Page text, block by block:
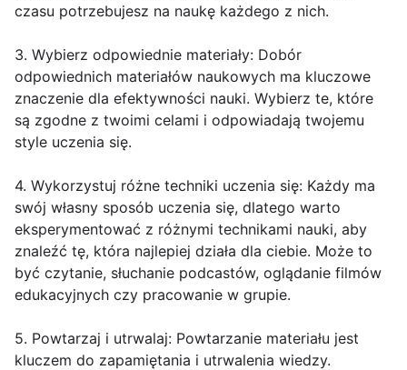
czasu potrzebujesz na naukę każdego z nich.
3. Wybierz odpowiednie materiały: Dobór
odpowiednich materiałów naukowych ma kluczowe
znaczenie dla efektywności nauki. Wybierz te, które
są zgodne z twoimi celami i odpowiadają twojemu
style uczenia się.
4. Wykorzystuj różne techniki uczenia się: Każdy ma
swój własny sposób uczenia się, dlatego warto
eksperymentować z różnymi technikami nauki, aby
znaleźć tę, która najlepiej działa dla ciebie. Może to
być czytanie, słuchanie podcastów, oglądanie filmów
edukacyjnych czy pracowanie w grupie.
5. Powtarzaj i utrwalaj: Powtarzanie materiału jest
kluczem do zapamiętania i utrwalenia wiedzy.